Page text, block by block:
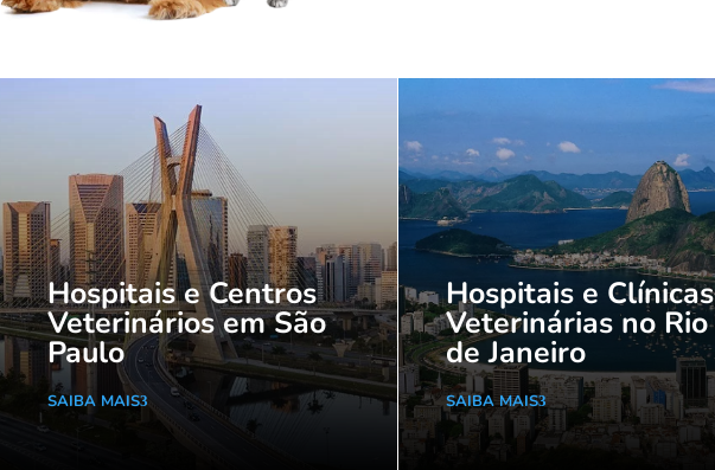
Hospitais e Centros
Veterinários em São
Paulo
SAIBA MAIS
Hospitais e Clínicas
Veterinárias no Rio
de Janeiro
SAIBA MAIS